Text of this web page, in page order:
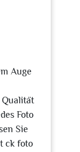
Auge
Qualität
Foto
Sie
ck foto